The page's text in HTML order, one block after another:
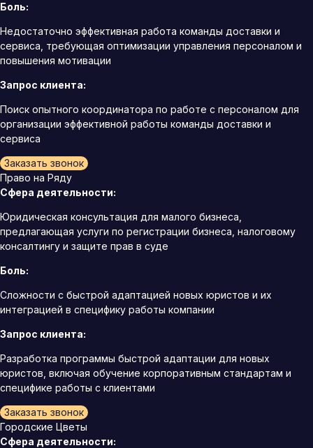
Боль:
Недостаточно эффективная работа команды доставки и
сервиса, требующая оптимизации управления персоналом и
повышения мотивации
Запрос клиента:
Поиск опытного координатора по работе с персоналом для
организации эффективной работы команды доставки и
сервиса
Заказать звонок
Право на Ряду
Сфера деятельности:
Юридическая консультация для малого бизнеса,
предлагающая услуги по регистрации бизнеса, налоговому
консалтингу и защите прав в суде
Боль:
Сложности с быстрой адаптацией новых юристов и их
интеграцией в специфику работы компании
Запрос клиента:
Разработка программы быстрой адаптации для новых
юристов, включая обучение корпоративным стандартам и
специфике работы с клиентами
Заказать звонок
Городские Цветы
Сфера деятельности: